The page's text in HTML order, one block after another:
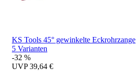
KS Tools 45° gewinkelte Eckrohrzange
5 Varianten
-32 %
UVP 39,64 €